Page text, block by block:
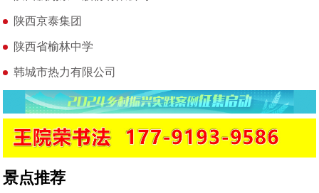
陕西京泰集团
陕西省榆林中学
韩城市热力有限公司
景点推荐